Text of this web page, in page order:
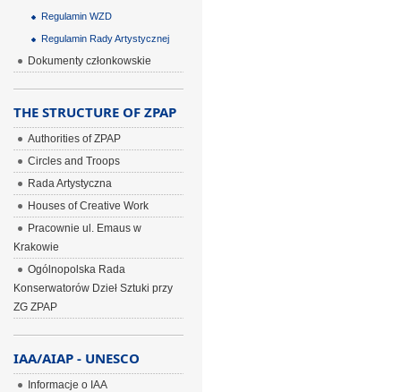
Regulamin WZD
Regulamin Rady Artystycznej
Dokumenty członkowskie
THE STRUCTURE OF ZPAP
Authorities of ZPAP
Circles and Troops
Rada Artystyczna
Houses of Creative Work
Pracownie ul. Emaus w
Krakowie
Ogólnopolska Rada
Konserwatorów Dzieł Sztuki przy
ZG ZPAP
IAA/AIAP - UNESCO
Informacje o IAA